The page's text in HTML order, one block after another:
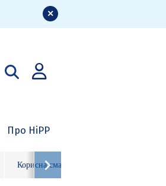
Про HiPP
Корисна смакота